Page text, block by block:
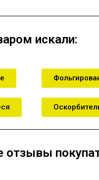
искали:
отзывы